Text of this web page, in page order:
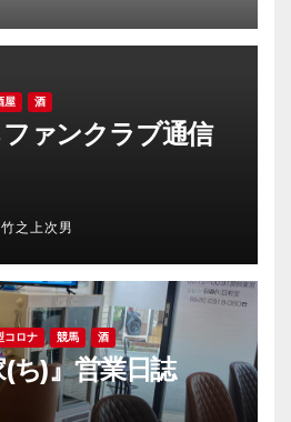
屋 酒
ァンクラブ通信
竹之上次男
コロナ 競馬 酒
ち)』営業日誌